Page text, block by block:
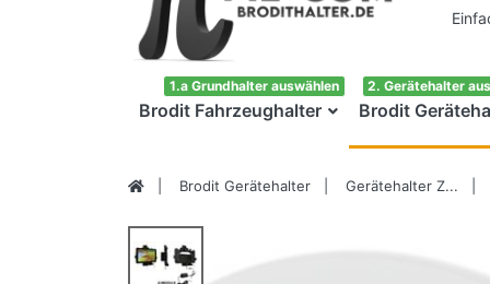
Einfach
Brodit Fahrzeughalter
1.a Grundhalter auswählen
Brodit
2. Gerätehalter
Brodit Gerätehalter Gerätehalter Z...